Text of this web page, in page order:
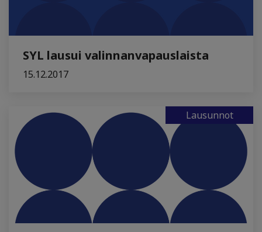
SYL lausui valinnanvapauslaista
15.12.2017
Lausunnot